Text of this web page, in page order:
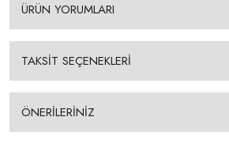
ÜRÜN YORUMLARI
TAKSİT SEÇENEKLERİ
ÖNERİLERİNİZ